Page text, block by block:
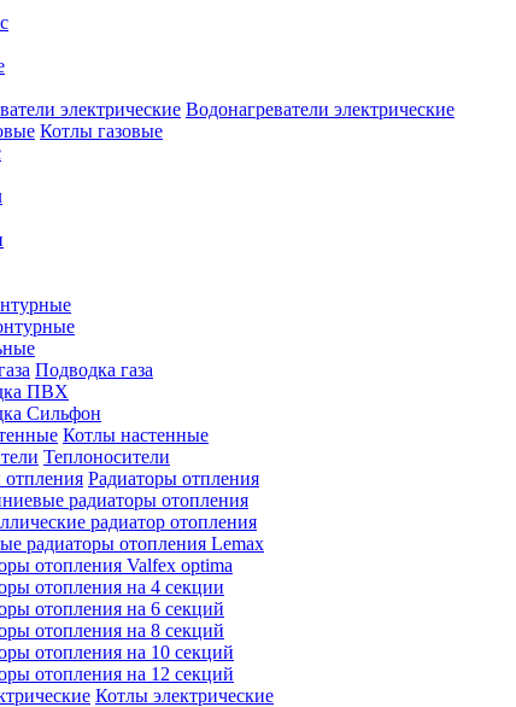
Водонагреватели электрические
Котлы газовые
Подводка газа
ПВХ
Сильфон
Котлы настенные
Теплоносители
Радиаторы отпления
радиаторы отопления
радиатор отопления
радиаторы отопления Lemax
отопления Valfex optima
отопления на 4 секции
отопления на 6 секций
отопления на 8 секций
отопления на 10 секций
отопления на 12 секций
Котлы электрические